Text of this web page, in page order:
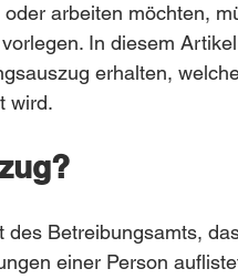
arbeiten möchten,
In diesem
erhalten,
wird.
des Betreibungsamts,
einer Person